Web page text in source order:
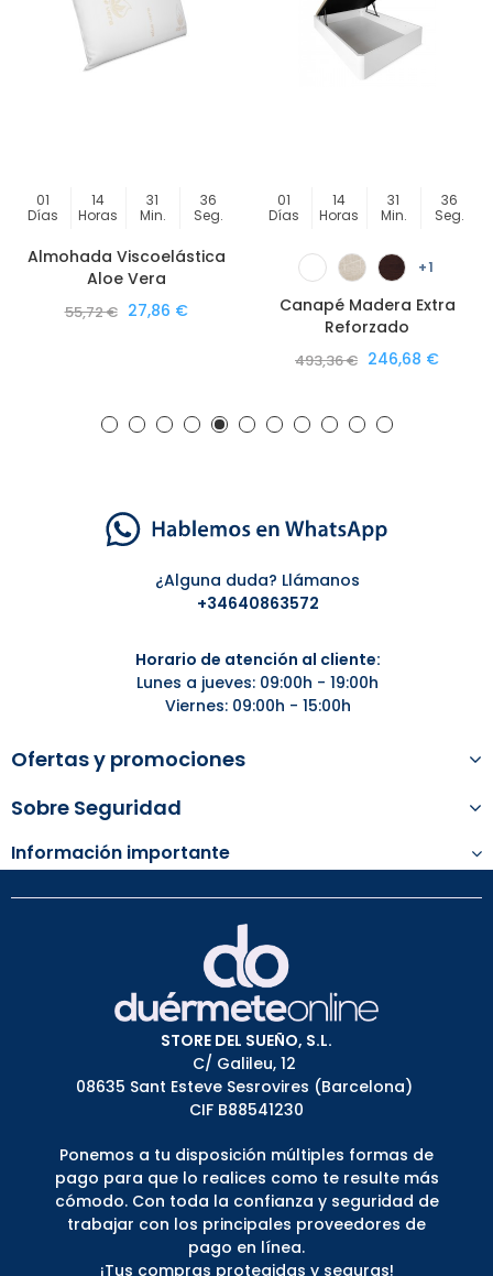
01
Días
14
Horas
31
Min.
36
Seg.
LO QUIERO
Almohada Viscoelástica
Aloe Vera
55,72 € 27,86 €
01
Días
14
Horas
31
Min.
36
Seg.
LO QUIERO
+1
Canapé Madera Extra
Reforzado
493,36 € 246,68 €
¿Alguna duda? Llámanos
+34640863572
Horario de atención al cliente:
Lunes a jueves: 09:00h - 19:00h
Viernes: 09:00h - 15:00h
Ofertas y promociones
Sobre Seguridad
Información importante
STORE DEL SUEÑO, S.L.
C/ Galileu, 12
08635 Sant Esteve Sesrovires (Barcelona)
CIF B88541230
Ponemos a tu disposición múltiples formas de
pago para que lo realices como te resulte más
cómodo. Con toda la confianza y seguridad de
trabajar con los principales proveedores de
pago en línea.
¡Tus compras protegidas y seguras!